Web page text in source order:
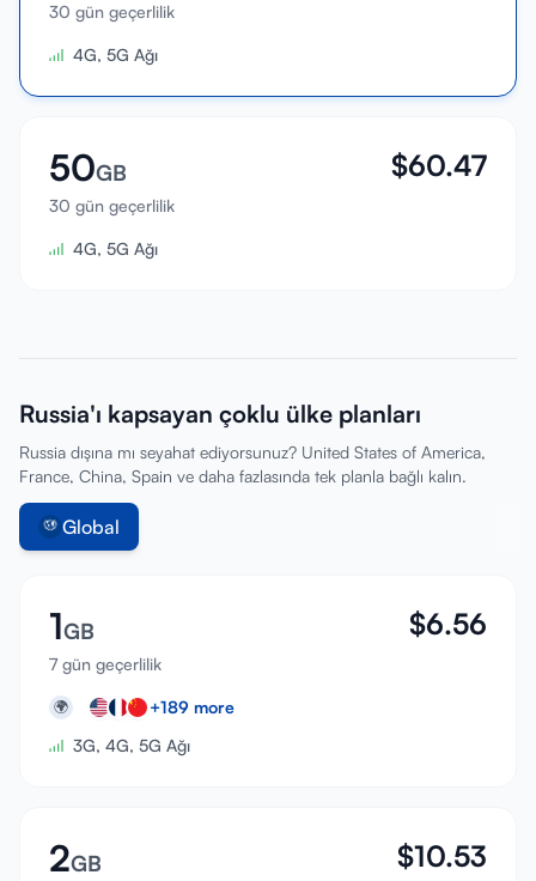
30 gün geçerlilik
4G, 5G Ağı
50GB
30 gün geçerlilik
$60.47
4G, 5G Ağı
Russia'ı kapsayan çoklu ülke planları
Russia dışına mı seyahat ediyorsunuz? United States of America,
France, China, Spain ve daha fazlasında tek planla bağlı kalın.
Global
1GB
7 gün geçerlilik
$6.56
🌍 +189 more
3G, 4G, 5G Ağı
2GB $10.53